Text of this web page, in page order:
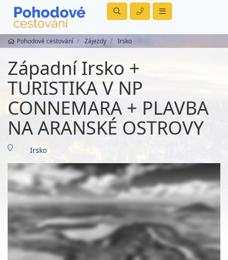
Pohodové cestování Zájezdy Irsko
Západní Irsko +
TURISTIKA V NP
CONNEMARA + PLAVBA
NA ARANSKÉ OSTROVY
Irsko